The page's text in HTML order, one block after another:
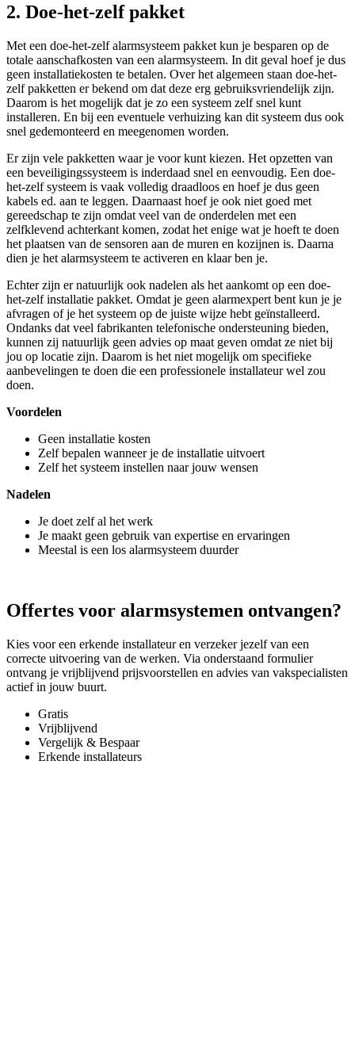
2. Doe-het-zelf pakket
Met een doe-het-zelf alarmsysteem pakket kun je besparen op de
totale aanschafkosten van een alarmsysteem. In dit geval hoef je dus
geen installatiekosten te betalen. Over het algemeen staan doe-het-
zelf pakketten er bekend om dat deze erg gebruiksvriendelijk zijn.
Daarom is het mogelijk dat je zo een systeem zelf snel kunt
installeren. En bij een eventuele verhuizing kan dit systeem dus ook
snel gedemonteerd en meegenomen worden.
Er zijn vele pakketten waar je voor kunt kiezen. Het opzetten van
een beveiligingssysteem is inderdaad snel en eenvoudig. Een doe-
het-zelf systeem is vaak volledig draadloos en hoef je dus geen
kabels ed. aan te leggen. Daarnaast hoef je ook niet goed met
gereedschap te zijn omdat veel van de onderdelen met een
zelfklevend achterkant komen, zodat het enige wat je hoeft te doen
het plaatsen van de sensoren aan de muren en kozijnen is. Daarna
dien je het alarmsysteem te activeren en klaar ben je.
Echter zijn er natuurlijk ook nadelen als het aankomt op een doe-
het-zelf installatie pakket. Omdat je geen alarmexpert bent kun je je
afvragen of je het systeem op de juiste wijze hebt geïnstalleerd.
Ondanks dat veel fabrikanten telefonische ondersteuning bieden,
kunnen zij natuurlijk geen advies op maat geven omdat ze niet bij
jou op locatie zijn. Daarom is het niet mogelijk om specifieke
aanbevelingen te doen die een professionele installateur wel zou
doen.
Voordelen
Geen installatie kosten
Zelf bepalen wanneer je de installatie uitvoert
Zelf het systeem instellen naar jouw wensen
Nadelen
Je doet zelf al het werk
Je maakt geen gebruik van expertise en ervaringen
Meestal is een los alarmsysteem duurder
Offertes voor alarmsystemen ontvangen?
Kies voor een erkende installateur en verzeker jezelf van een
correcte uitvoering van de werken. Via onderstaand formulier
ontvang je vrijblijvend prijsvoorstellen en advies van vakspecialisten
actief in jouw buurt.
Gratis
Vrijblijvend
Vergelijk & Bespaar
Erkende installateurs